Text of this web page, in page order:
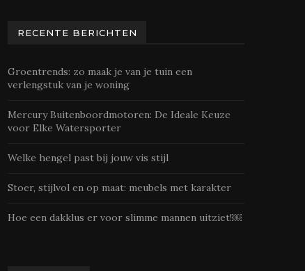
RECENTE BERICHTEN
Groentrends: zo maak je van je tuin een
verlengstuk van je woning
Mercury Buitenboordmotoren: De Ideale Keuze
voor Elke Watersporter
Welke hengel past bij jouw vis stijl
Stoer, stijlvol en op maat: meubels met karakter
Hoe een dakklus er voor slimme mannen uitziet!￼